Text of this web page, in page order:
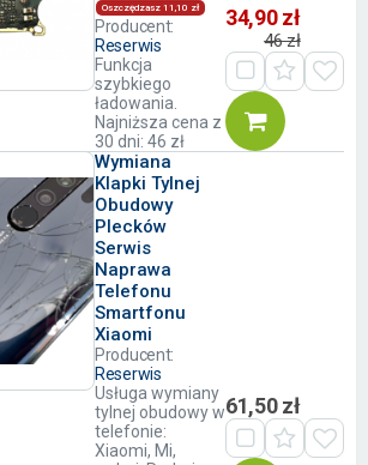
Oszczędzasz 11,10 zł
Producent:
Reserwis
Funkcja
szybkiego
ładowania.
Najniższa cena z
30 dni: 46 zł
34,90 zł
46 zł
Wymiana
Klapki Tylnej
Obudowy
Plecków
Serwis
Naprawa
Telefonu
Smartfonu
Xiaomi
Producent:
Reserwis
Usługa wymiany
tylnej obudowy w
telefonie:
Xiaomi, Mi,
61,50 zł